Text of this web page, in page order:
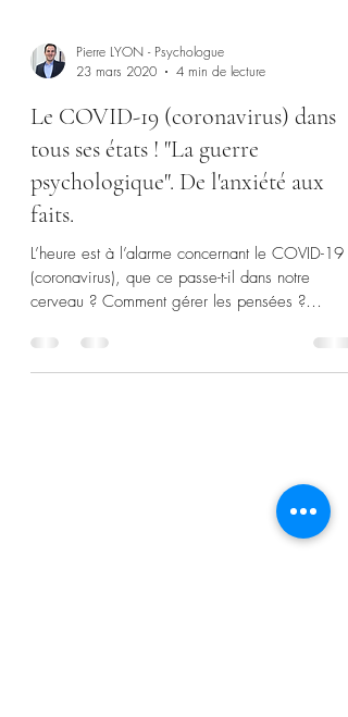
Pierre LYON - Psychologue
23 mars 2020
4 min de lecture
Le COVID-19 (coronavirus) dans
tous ses états ! "La guerre
psychologique". De l'anxiété aux
faits.
L’heure est à l’alarme concernant le COVID-19
(coronavirus), que ce passe-t-il dans notre